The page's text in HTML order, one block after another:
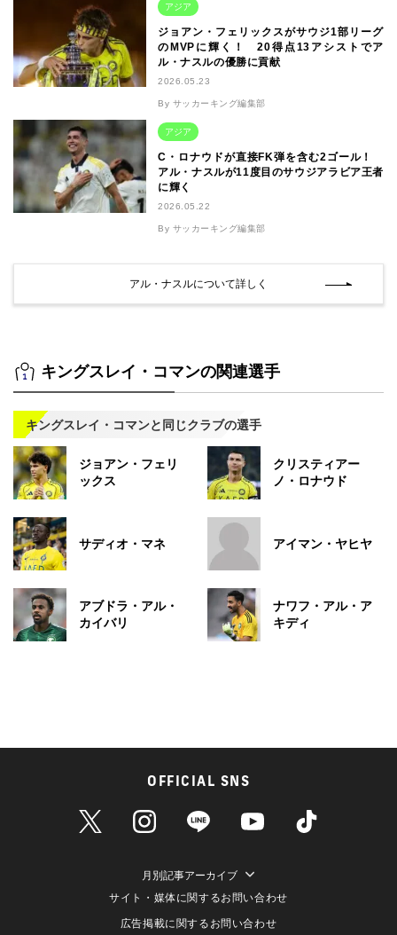
アジア
ジョアン・フェリックスがサウジ1部リーグ
のMVPに輝く！ 20得点13アシストでア
ル・ナスルの優勝に貢献
2026.05.23
By サッカーキング編集部
アジア
C・ロナウドが直接FK弾を含む2ゴール！
アル・ナスルが11度目のサウジアラビア王者
に輝く
2026.05.22
By サッカーキング編集部
アル・ナスルについて詳しく
キングスレイ・コマンの関連選手
キングスレイ・コマンと同じクラブの選手
ジョアン・フェリ
ックス
クリスティアー
ノ・ロナウド
サディオ・マネ アイマン・ヤヒヤ
アブドラ・アル・
カイバリ
ナワフ・アル・ア
キディ
OFFICIAL SNS
月別記事アーカイブ
サイト・媒体に関するお問い合わせ
広告掲載に関するお問い合わせ